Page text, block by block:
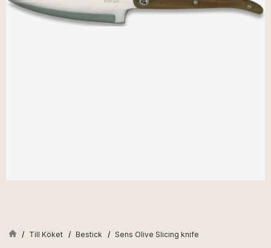
Till Köket Bestick Sens Olive Slicing knife